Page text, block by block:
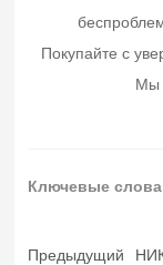
Покупайте с
Мы
Ключевые
Предыдущий